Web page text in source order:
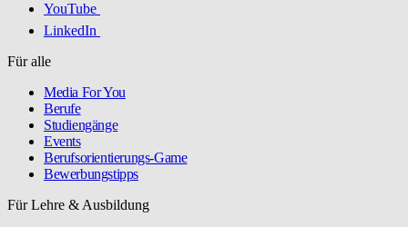
YouTube
LinkedIn
Für alle
Media For You
Berufe
Studiengänge
Events
Berufsorientierungs-Game
Bewerbungstipps
Für Lehre & Ausbildung